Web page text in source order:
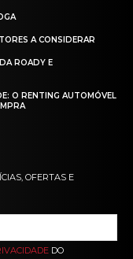
A CONSIDERAR
ROADY E
O RENTING AUTOMÓVEL
OFERTAS E
DO